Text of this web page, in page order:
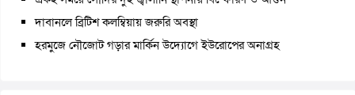
দাবানলে ব্রিটিশ কলম্বিয়ায় জরুরি অবস্থা
হরমুজে নৌজোট গড়ার মার্কিন উদ্যোগে ইউরোপের অনাগ্রহ